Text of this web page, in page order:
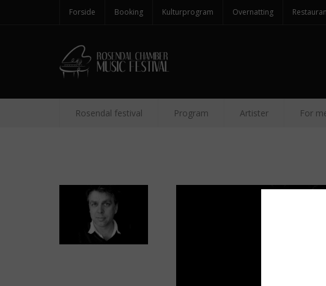
Forside Booking Kulturprogram Overnatting
Rosendal festival Program Artister For